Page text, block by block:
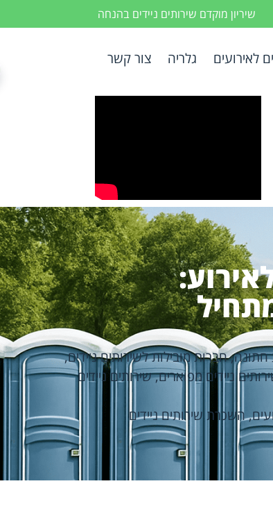
שיריון מוקדם שירותים ניידים בהנחה
לאירועים גלריה צור קשר
חתונה,חברות מובילות לשירותים ניידים,
ניידים מפוארים,שירותים ניידים
,השכרת שירותים ניידים